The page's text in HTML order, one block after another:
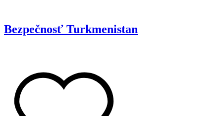
Bezpečnosť Turkmenistan